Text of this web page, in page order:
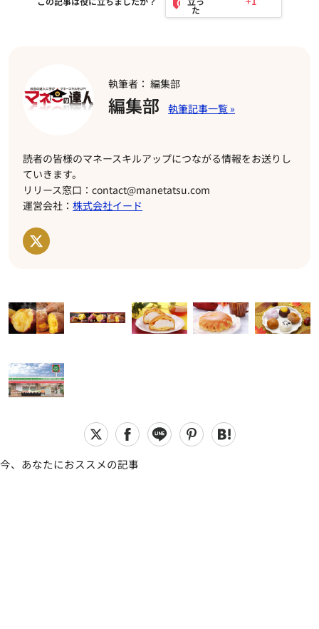
執筆者： 編集部
編集部
読者の皆様のマネースキルアップにつながる情報をお送りし
ていきます。
リリース窓口：contact@manetatsu.com
運営会社： 株式会社イード
今、あなたにおススメの記事